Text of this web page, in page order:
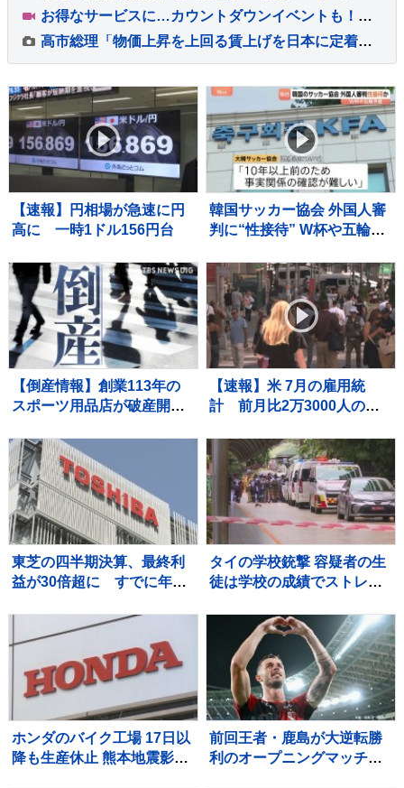
お得なサービスに…カウントダウンイベントも！末広がりの「八」が並ぶ令和8年8月8日に日本列島が大盛り上がり！【Nスタ解説】
高市総理「物価上昇を上回る賃上げを日本に定着させる」 国家公務員月給3.51％増へ 人事院の勧告を受け
【速報】円相場が急速に円
高に 一時1ドル156円台
韓国サッカー協会 外国人審
判に“性接待” W杯や五輪の
で10人余に対し JNN報告書
入手
【倒産情報】創業113年の
スポーツ用品店が破産開始
超える売上高も…大手との
競争やコロナ禍の影響で赤
字に 福井市 【東京商工リサ
ーチ】
【速報】米 7月の雇用統
計 前月比2万3000人の減
東芝の四半期決算、最終利
益が30倍超に すでに年間
タイの学校銃撃 容疑者の生
徒は学校の成績でストレス
ホンダのバイク工場 17日以
降も生産休止 熊本地震影響
前回王者・鹿島が大逆転勝
利のオープニングマッチ！